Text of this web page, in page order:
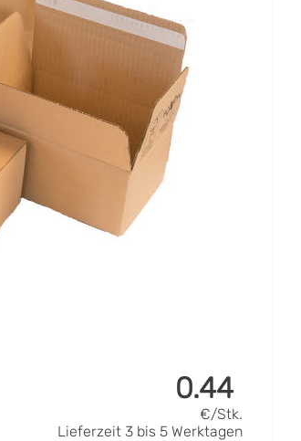
0.44
€/Stk.
Lieferzeit 3 bis 5 Werktagen